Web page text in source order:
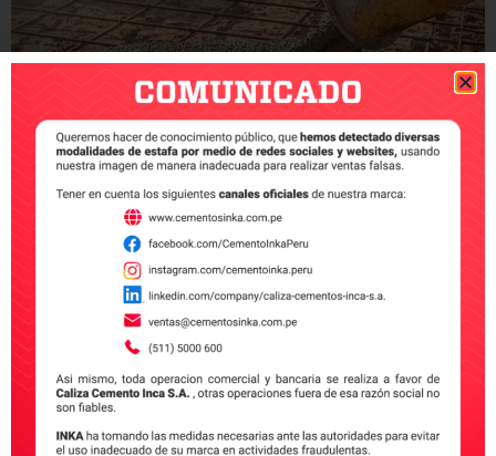
Hoy te explicaremos exactamente qué es el cemento
Portland, cuáles son sus distintos tipos y las
aplicaciones específicas de cada uno